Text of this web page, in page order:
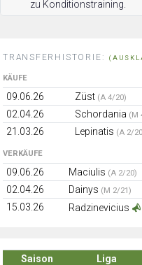
zu Konditionstraining.
TRANSFERHISTORIE:
KÄUFE
09.06.26 Züst (A 4/20)
02.04.26
Schordania (M
21.03.26
Lepinatis (A 2/
VERKÄUFE
09.06.26 Maciulis (A 2/20)
02.04.26
Dainys (M 2/21)
15.03.26
Radzinevicius
Saison Liga